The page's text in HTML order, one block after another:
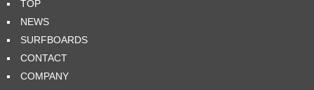
TOP
NEWS
SURFBOARDS
CONTACT
COMPANY